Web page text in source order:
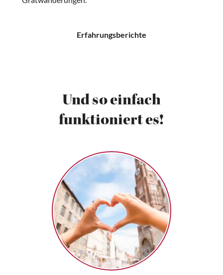
Erfahrungsberichte
Und so einfach
funktioniert es!